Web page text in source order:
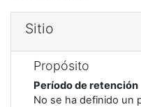
Sitio
Propósito
Período de retención
No se ha definido un